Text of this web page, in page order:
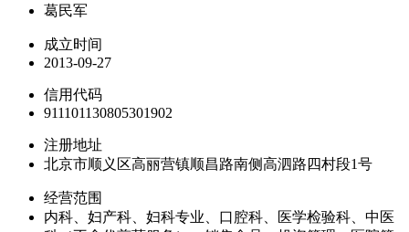
葛民军
成立时间
2013-09-27
信用代码
911101130805301902
注册地址
北京市顺义区高丽营镇顺昌路南侧高泗路四村段1号
经营范围
内科、妇产科、妇科专业、口腔科、医学检验科、中医